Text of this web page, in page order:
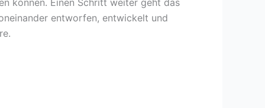
können. Einen Schritt weiter geht das
entworfen, entwickelt und